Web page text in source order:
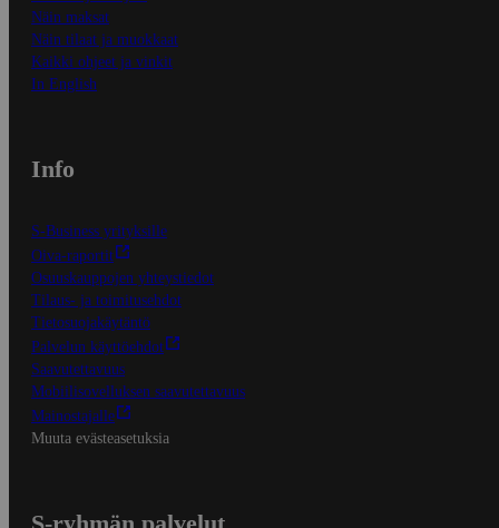
Näin maksat
Näin tilaat ja muokkaat
Kaikki ohjeet ja vinkit
In English
Info
S-Business yrityksille
Oiva-raportit
Osuuskauppojen yhteystiedot
Tilaus- ja toimitusehdot
Tietosuojakäytäntö
Palvelun käyttöehdot
Saavutettavuus
Mobiilisovelluksen saavutettavuus
Mainostajalle
Muuta evästeasetuksia